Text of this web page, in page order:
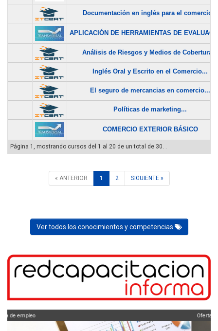
Documentación en inglés para el comercio...
APLICACIÓN DE HERRAMIENTAS DE
Análisis de Riesgos y Medios de Cobertura...
Inglés Oral y Escrito en el Comercio...
El seguro de mercancias en comercio...
Políticas de marketing...
COMERCIO EXTERIOR BÁSICO
Página 1, mostrando cursos del 1 al 20 de un total de 30. .
« ANTERIOR 1 2 SIGUIENTE »
Ver todos los conocimientos y competencias
Oferta de empleo